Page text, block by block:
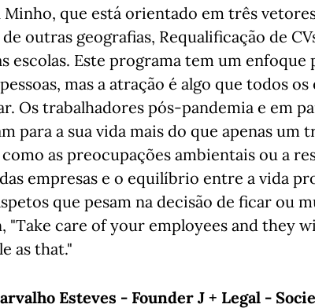
que está orientado em três
de outras geografias, Requalificação de
escolas. Este programa tem um
mas a atração é algo que todos
Os trabalhadores pós-pandemia e em
para a sua vida mais do que apenas um
as preocupações ambientais ou a
empresas e o equilíbrio entre a vida
que pesam na decisão de ficar ou
"Take care of your employees and they
as that."
Esteves - Founder J + Legal -